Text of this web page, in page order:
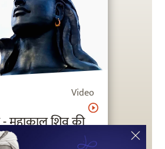
Video
- महाकाल शिव की